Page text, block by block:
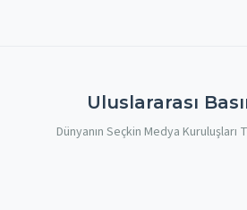
Uluslararası
Dünyanın Seçkin Medya Kuruluşları